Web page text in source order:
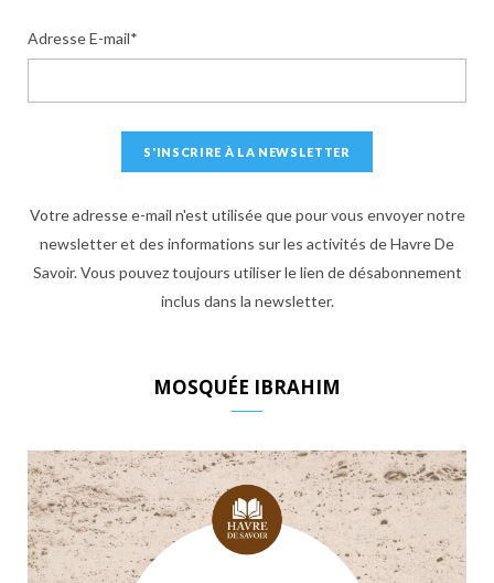
Adresse E-mail*
Votre adresse e-mail n'est utilisée que pour vous envoyer notre
newsletter et des informations sur les activités de Havre De
Savoir. Vous pouvez toujours utiliser le lien de désabonnement
inclus dans la newsletter.
MOSQUÉE IBRAHIM